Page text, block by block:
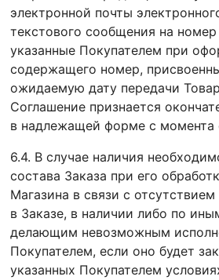
электронной почты
текстового сообщения на номер
указанные Покупателем при
содержащего номер,
ожидаемую дату передачи
Соглашение признается
в надлежащей форме с момента
6.4. В случае наличия
состава Заказа при его
Магазина в связи с отсутствием
в Заказе, в наличии либо по
делающим невозможным
Покупателем, если оно будет
указанных Покупателем